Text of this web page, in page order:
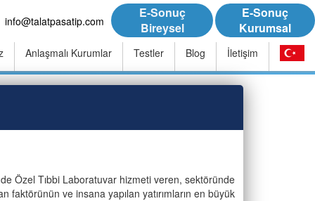
info@talatpasatip.com
E-Sonuç
Bireysel
E-Sonuç
Kurumsal
Anlaşmalı Kurumlar Testler Blog İletişim
Özel Tıbbi Laboratuvar hizmeti veren, sektöründe
ve insana yapılan yatırımların en büyük